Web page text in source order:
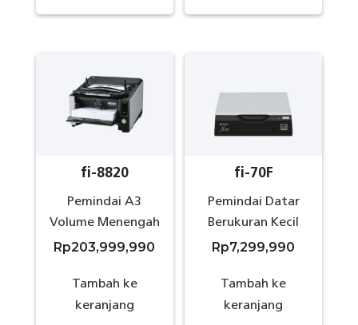
fi-8820
Pemindai A3
Volume Menengah
Rp203,999,990
Tambah ke
keranjang
fi-70F
Pemindai Datar
Berukuran Kecil
Rp7,299,990
Tambah ke
keranjang